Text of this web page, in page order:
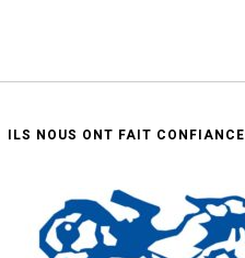
ILS NOUS ONT FAIT CONFIANCE